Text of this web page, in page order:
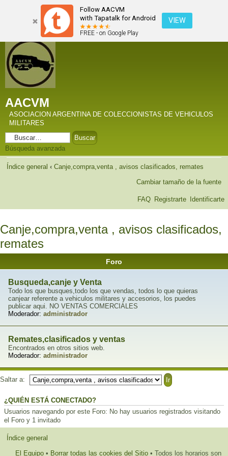
Follow AACVM
with Tapatalk for Android
FREE - on Google Play
VIEW
AACVM
ASOCIACION ARGENTINA DE COLECCIONISTAS DE VEHICULOS
MILITARES
Búsqueda avanzada
Índice general ‹ Canje,compra,venta , avisos clasificados, remates
Cambiar tamaño de la fuente
FAQ Registrarte Identificarte
Canje,compra,venta , avisos clasificados,
remates
Foro
Busqueda,canje y Venta
Todo los que busques,todo los que vendas, todos lo que quieras
canjear referente a vehiculos militares y accesorios, los puedes
publicar aqui. NO VENTAS COMERCIALES
Moderador: administrador
Remates,clasificados y ventas
Encontrados en otros sitios web.
Moderador: administrador
Saltar a:
¿QUIÉN ESTÁ CONECTADO?
Usuarios navegando por este Foro: No hay usuarios registrados visitando
el Foro y 1 invitado
Índice general
El Equipo • Borrar todas las cookies del Sitio • Todos los horarios son